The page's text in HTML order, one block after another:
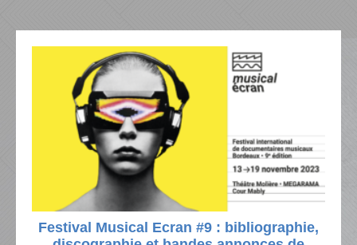
Festival Musical Ecran #9 : bibliographie,